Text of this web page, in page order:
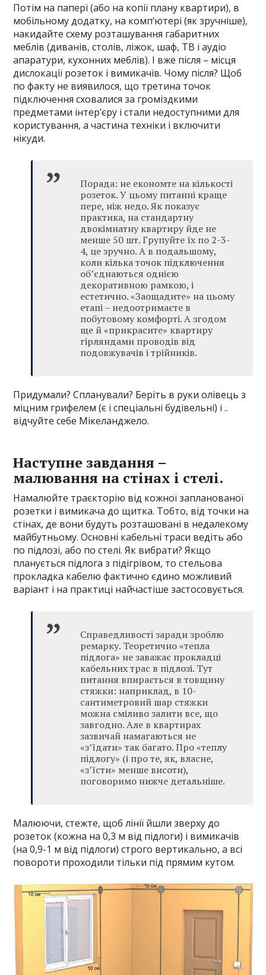
Потім на папері (або на копії плану квартири), в
мобільному додатку, на комп’ютері (як зручніше),
накидайте схему розташування габаритних
меблів (диванів, столів, ліжок, шаф, ТВ і аудіо
апаратури, кухонних меблів). І вже після – місця
дислокації розеток і вимикачів. Чому після? Щоб
по факту не виявилося, що третина точок
підключення сховалися за громіздкими
предметами інтер’єру і стали недоступними для
користування, а частина техніки і включити
нікуди.
Порада: не економте на кількості
розеток. У цьому питанні краще
пере, ніж недо. Як показує
практика, на стандартну
двокімнатну квартиру йде не
менше 50 шт. Групуйте їх по 2-3-
4, це зручно. А в подальшому,
коли кілька точок підключення
об’єднаються однією
декоративною рамкою, і
естетично. «Заощадите» на цьому
етапі – недоотримаєте в
побутовому комфорті. А згодом
ще й «прикрасите» квартиру
гірляндами проводів від
подовжувачів і трійників.
Придумали? Спланували? Беріть в руки олівець з
міцним грифелем (є і спеціальні будівельні) і ..
відчуйте себе Мікеланджело.
Наступне завдання –
малювання на стінах і стелі.
Намалюйте траєкторію від кожної запланованої
розетки і вимикача до щитка. Тобто, від точки на
стінах, де вони будуть розташовані в недалекому
майбутньому. Основні кабельні траси ведіть або
по підлозі, або по стелі. Як вибрати? Якщо
планується підлога з підігрівом, то стельова
прокладка кабелю фактично єдино можливий
варіант і на практиці найчастіше застосовується.
Справедливості заради зроблю
ремарку. Теоретично «тепла
підлога» не заважає прокладці
кабельних трас в підлозі. Тут
питання впирається в товщину
стяжки: наприклад, в 10-
сантиметровий шар стяжки
можна сміливо залити все, що
завгодно. Але в квартирах
зазвичай намагаються не
«з’їдати» так багато. Про «теплу
підлогу» (і про те, як, власне,
«з’їсти» менше висоти),
поговоримо нижче детальніше.
Малюючи, стежте, щоб лінії йшли зверху до
розеток (кожна на 0,3 м від підлоги) і вимикачів
(на 0,9-1 м від підлоги) строго вертикально, а всі
повороти проходили тільки під прямим кутом.